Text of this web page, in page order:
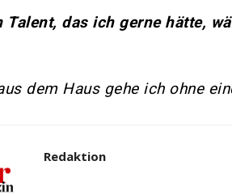
Talent, das ich gerne hätte,
dem Haus gehe ich ohne
Redaktion